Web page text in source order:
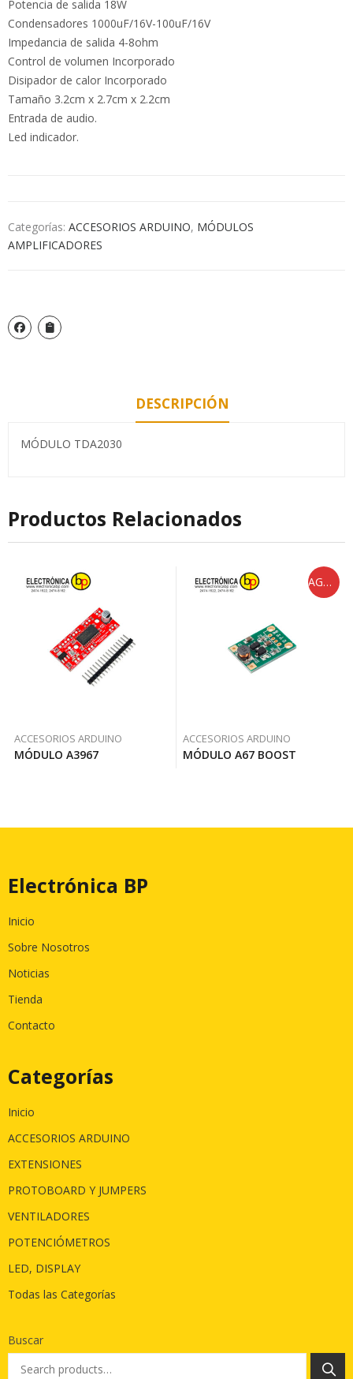
Potencia de salida 18W
Condensadores 1000uF/16V-100uF/16V
Impedancia de salida 4-8ohm
Control de volumen Incorporado
Disipador de calor Incorporado
Tamaño 3.2cm x 2.7cm x 2.2cm
Entrada de audio.
Led indicador.
Categorías: ACCESORIOS ARDUINO, MÓDULOS
AMPLIFICADORES
DESCRIPCIÓN
MÓDULO TDA2030
Productos Relacionados
ACCESORIOS ARDUINO
MÓDULO A3967
AGOTADO
ACCESORIOS ARDUINO
MÓDULO A67 BOOST
Electrónica BP
Inicio
Sobre Nosotros
Noticias
Tienda
Contacto
Categorías
Inicio
ACCESORIOS ARDUINO
EXTENSIONES
PROTOBOARD Y JUMPERS
VENTILADORES
POTENCIÓMETROS
LED, DISPLAY
Todas las Categorías
Buscar